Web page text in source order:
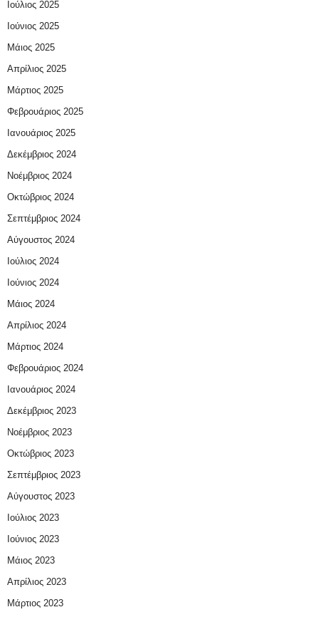
Ιούλιος 2025
Ιούνιος 2025
Μάιος 2025
Απρίλιος 2025
Μάρτιος 2025
Φεβρουάριος 2025
Ιανουάριος 2025
Δεκέμβριος 2024
Νοέμβριος 2024
Οκτώβριος 2024
Σεπτέμβριος 2024
Αύγουστος 2024
Ιούλιος 2024
Ιούνιος 2024
Μάιος 2024
Απρίλιος 2024
Μάρτιος 2024
Φεβρουάριος 2024
Ιανουάριος 2024
Δεκέμβριος 2023
Νοέμβριος 2023
Οκτώβριος 2023
Σεπτέμβριος 2023
Αύγουστος 2023
Ιούλιος 2023
Ιούνιος 2023
Μάιος 2023
Απρίλιος 2023
Μάρτιος 2023